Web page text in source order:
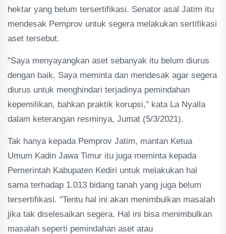
hektar yang belum tersertifikasi. Senator asal Jatim itu
mendesak Pemprov untuk segera melakukan sertifikasi
aset tersebut.
"Saya menyayangkan aset sebanyak itu belum diurus
dengan baik. Saya meminta dan mendesak agar segera
diurus untuk menghindari terjadinya pemindahan
kepemilikan, bahkan praktik korupsi," kata La Nyalla
dalam keterangan resminya, Jumat (5/3/2021).
Tak hanya kepada Pemprov Jatim, mantan Ketua
Umum Kadin Jawa Timur itu juga meminta kepada
Pemerintah Kabupaten Kediri untuk melakukan hal
sama terhadap 1.013 bidang tanah yang juga belum
tersertifikasi. "Tentu hal ini akan menimbulkan masalah
jika tak diselesaikan segera. Hal ini bisa menimbulkan
masalah seperti pemindahan aset atau